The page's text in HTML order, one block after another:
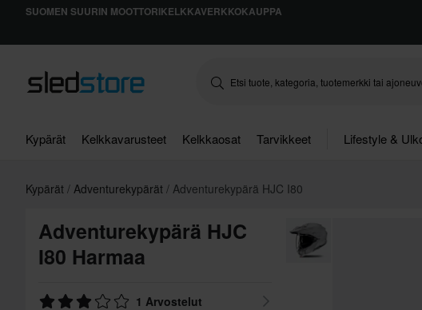
SUOMEN SUURIN MOOTTORIKELKKAVERKKOKAUPPA
Kypärät Kelkkavarusteet Kelkkaosat Tarvikkeet Lifestyle &
Kypärät Adventurekypärät Adventurekypärä HJC I80
Adventurekypärä HJC
I80 Harmaa
1 Arvostelut